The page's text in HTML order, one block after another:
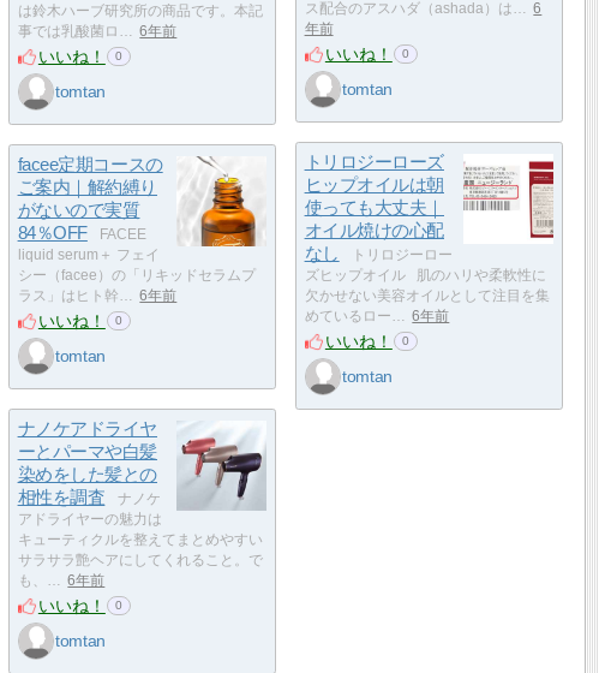
は鈴木ハーブ研究所の商品です。本記
事では乳酸菌ロ… 6年前
いいね！ 0
tomtan
ス配合のアスハダ（ashada）は… 6
年前
いいね！ 0
tomtan
トリロジーローズ
ヒップオイルは朝
使っても大丈夫｜
オイル焼けの心配
なし
トリロジーロー
ズヒップオイル 肌のハリや柔軟性に
欠かせない美容オイルとして注目を集
めているロー… 6年前
いいね！ 0
tomtan
facee定期コースの
ご案内｜解約縛り
がないので実質
84％OFF
FACEE
liquid serum＋ フェイ
シー（facee）の「リキッドセラムプ
ラス」はヒト幹… 6年前
いいね！ 0
tomtan
ナノケアドライヤ
ーとパーマや白髪
染めをした髪との
相性を調査
ナノケ
アドライヤーの魅力は
キューティクルを整えてまとめやすい
サラサラ艶ヘアにしてくれること。で
も、… 6年前
いいね！ 0
tomtan